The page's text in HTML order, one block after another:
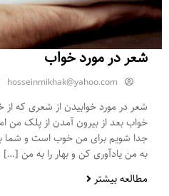
شعر در مورد خواب
hosseinmikhak@yahoo.com
شعر در مورد خوابیدن از شعری که
خواب بعد از بیرون آمدن از پلک من
جدا شویم برای من خوب است و شما
به من یادآوری کن و بهار را به من […]
مطالعه بیشتر